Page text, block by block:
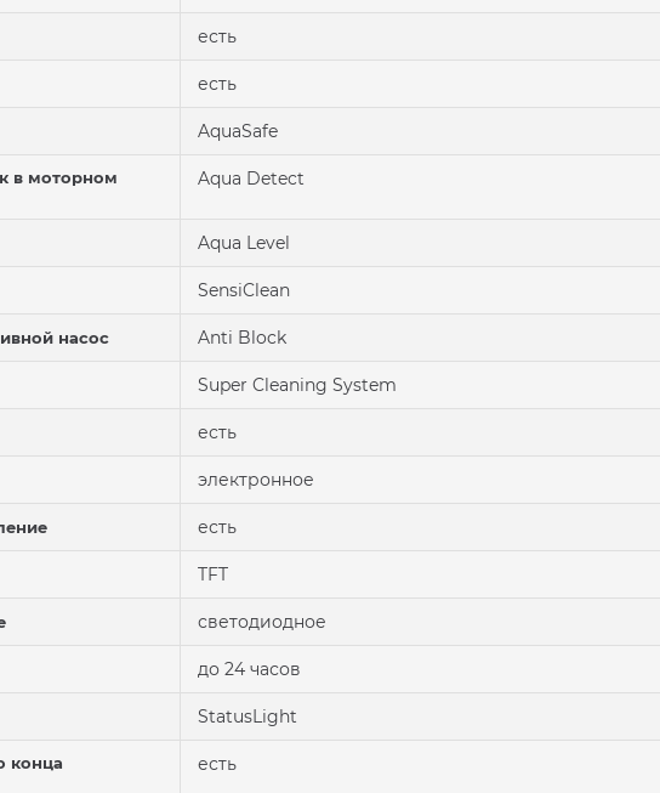
есть
есть
AquaSafe
в моторном
Aqua Detect
Aqua Level
SensiClean
насос Anti Block
Super Cleaning System
есть
электронное
есть
TFT
светодиодное
до 24 часов
StatusLight
конца
есть